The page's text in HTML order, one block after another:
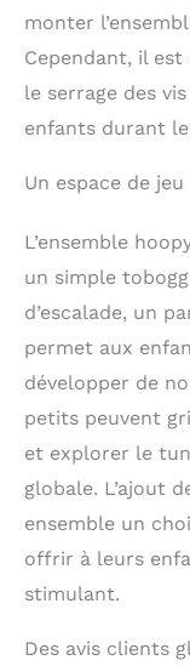
monter
Cependant, il
le serrage des
enfants durant
Un espace de
L’ensemble
un simple
d’escalade, un
permet aux
développer de
petits peuvent
et explorer le
globale. L’ajout
ensemble un
offrir à leurs
stimulant.
Des avis clients